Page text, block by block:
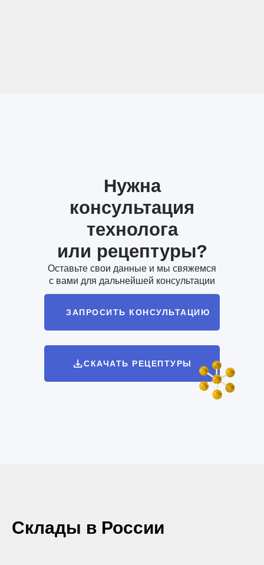
СКАЧАТЬ РЕЦЕПТУРЫ
ЗАПРОСИТЬ КОНСУЛЬТАЦИЮ
Нужна
консультация
технолога
или рецептуры?
Оставьте свои данные и мы свяжемся
с вами для дальнейшей консультации
Склады в России